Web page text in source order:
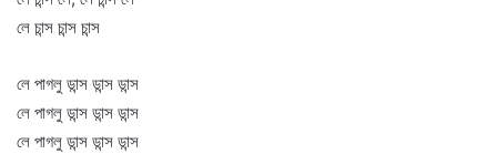
লে চান্স চান্স চান্স
লে পাগলু ডান্স ডান্স ডান্স
লে পাগলু ডান্স ডান্স ডান্স
লে পাগলু ডান্স ডান্স ডান্স